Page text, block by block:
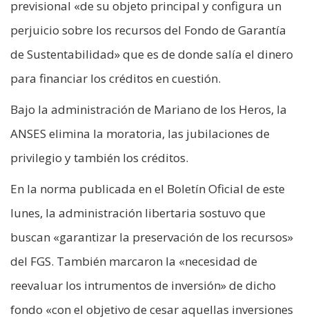
previsional «de su objeto principal y configura un
perjuicio sobre los recursos del Fondo de Garantía
de Sustentabilidad» que es de donde salía el dinero
para financiar los créditos en cuestión.
Bajo la administración de Mariano de los Heros, la
ANSES elimina la moratoria, las jubilaciones de
privilegio y también los créditos.
En la norma publicada en el Boletín Oficial de este
lunes, la administración libertaria sostuvo que
buscan «garantizar la preservación de los recursos»
del FGS. También marcaron la «necesidad de
reevaluar los intrumentos de inversión» de dicho
fondo «con el objetivo de cesar aquellas inversiones